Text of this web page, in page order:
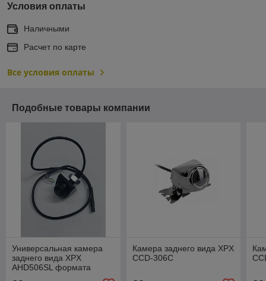
Условия оплаты
Наличными
Расчет по карте
Все условия оплаты
Подобные товары компании
Универсальная камера
заднего вида XPX
AHD506SL формата
Камера заднего вида XPX
CCD-306C